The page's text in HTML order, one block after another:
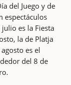
del Juego y de
espectáculos
es la Fiesta
la de Platja
es el
del 8 de